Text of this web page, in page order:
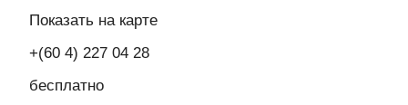
Показать на карте
+(60 4) 227 04 28
бесплатно